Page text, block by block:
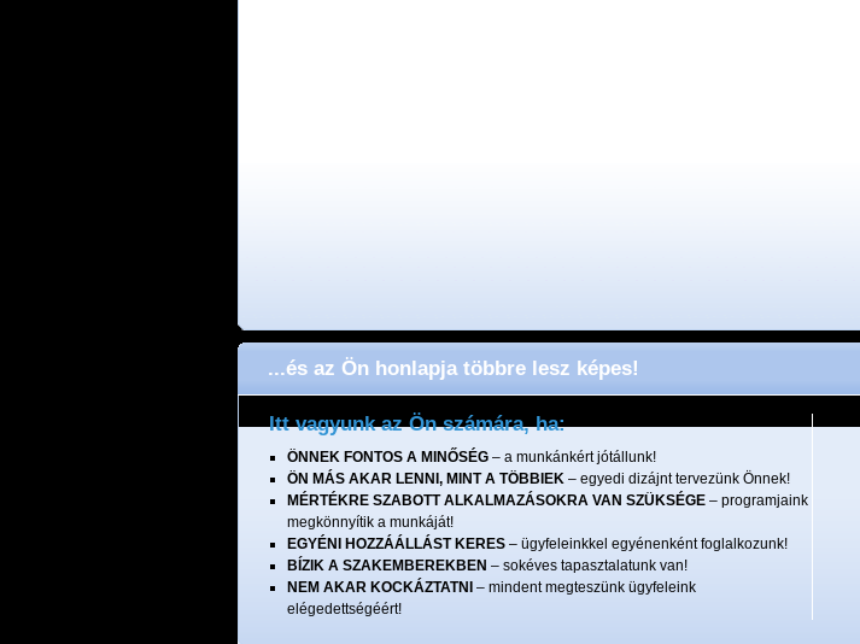
...és az Ön honlapja többre lesz képes!
Itt vagyunk az Ön számára, ha:
ÖNNEK FONTOS A MINŐSÉG – a munkánkért jótállunk!
ÖN MÁS AKAR LENNI, MINT A TÖBBIEK – egyedi dizájnt tervezünk Önnek!
MÉRTÉKRE SZABOTT ALKALMAZÁSOKRA VAN SZÜKSÉGE – programjaink
megkönnyítik a munkáját!
EGYÉNI HOZZÁÁLLÁST KERES – ügyfeleinkkel egyénenként foglalkozunk!
BÍZIK A SZAKEMBEREKBEN – sokéves tapasztalatunk van!
NEM AKAR KOCKÁZTATNI – mindent megteszünk ügyfeleink
elégedettségéért!